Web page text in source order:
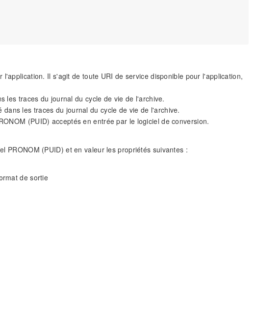
Il s'agit de toute URI de service disponible pour l'application,
les traces du journal du cycle de vie de l'archive.
les traces du journal du cycle de vie de l'archive.
(PUID) acceptés en entrée par le logiciel de conversion.
PRONOM (PUID) et en valeur les propriétés suivantes :
de sortie